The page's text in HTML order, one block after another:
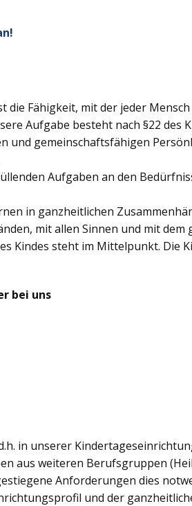
Fähigkeit, mit der jeder
Aufgabe besteht nach §22 des
und gemeinschaftsfähigen
Aufgaben an den
in ganzheitlichen
mit allen Sinnen und mit dem
Kindes steht im Mittelpunkt. Die
bei uns
in unserer
aus weiteren Berufsgruppen
Anforderungen dies
und der